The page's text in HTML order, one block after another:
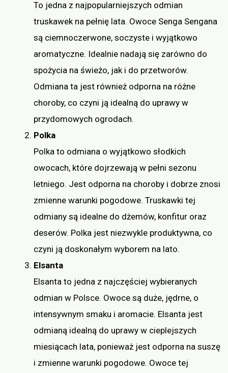
To jedna z najpopularniejszych odmian
truskawek na pełnię lata. Owoce Senga Sengana
są ciemnoczerwone, soczyste i wyjątkowo
aromatyczne. Idealnie nadają się zarówno do
spożycia na świeżo, jak i do przetworów.
Odmiana ta jest również odporna na różne
choroby, co czyni ją idealną do uprawy w
przydomowych ogrodach.
Polka
Polka to odmiana o wyjątkowo słodkich
owocach, które dojrzewają w pełni sezonu
letniego. Jest odporna na choroby i dobrze znosi
zmienne warunki pogodowe. Truskawki tej
odmiany są idealne do dżemów, konfitur oraz
deserów. Polka jest niezwykle produktywna, co
czyni ją doskonałym wyborem na lato.
Elsanta
Elsanta to jedna z najczęściej wybieranych
odmian w Polsce. Owoce są duże, jędrne, o
intensywnym smaku i aromacie. Elsanta jest
odmianą idealną do uprawy w cieplejszych
miesiącach lata, ponieważ jest odporna na suszę
i zmienne warunki pogodowe. Owoce tej